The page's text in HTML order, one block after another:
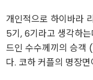
개인적으로 하이바라
5기, 6기라고 생각하
드인 수수께끼의 승객
다. 코하 커플의 명장